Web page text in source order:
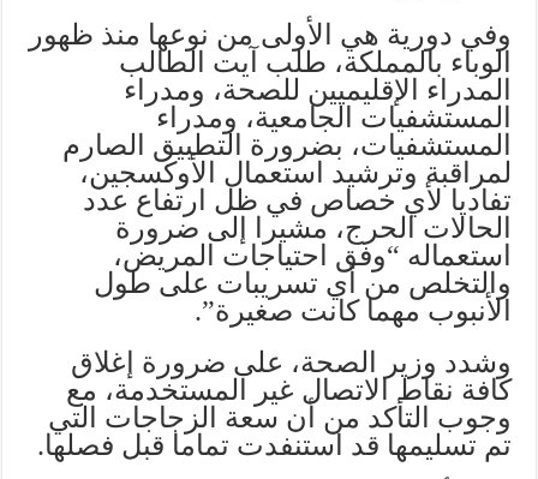
وفي دورية هي الأولى من نوعها منذ ظهور
الوباء بالمملكة، طلب آيت الطالب
المدراء الإقليميين للصحة، ومدراء
المستشفيات الجامعية، ومدراء
المستشفيات، بضرورة التطبيق الصارم
لمراقبة وترشيد استعمال الأوكسجين،
تفاديا لأي خصاص في ظل ارتفاع عدد
الحالات الحرج، مشيرا إلى ضرورة
استعماله “وفق احتياجات المريض،
والتخلص من أي تسريبات على طول
الأنبوب مهما كانت صغيرة”.
وشدد وزير الصحة، على ضرورة إغلاق
كافة نقاط الاتصال غير المستخدمة، مع
وجوب التأكد من أن سعة الزجاجات التي
تم تسليمها قد استنفدت تماما قبل فصلها.